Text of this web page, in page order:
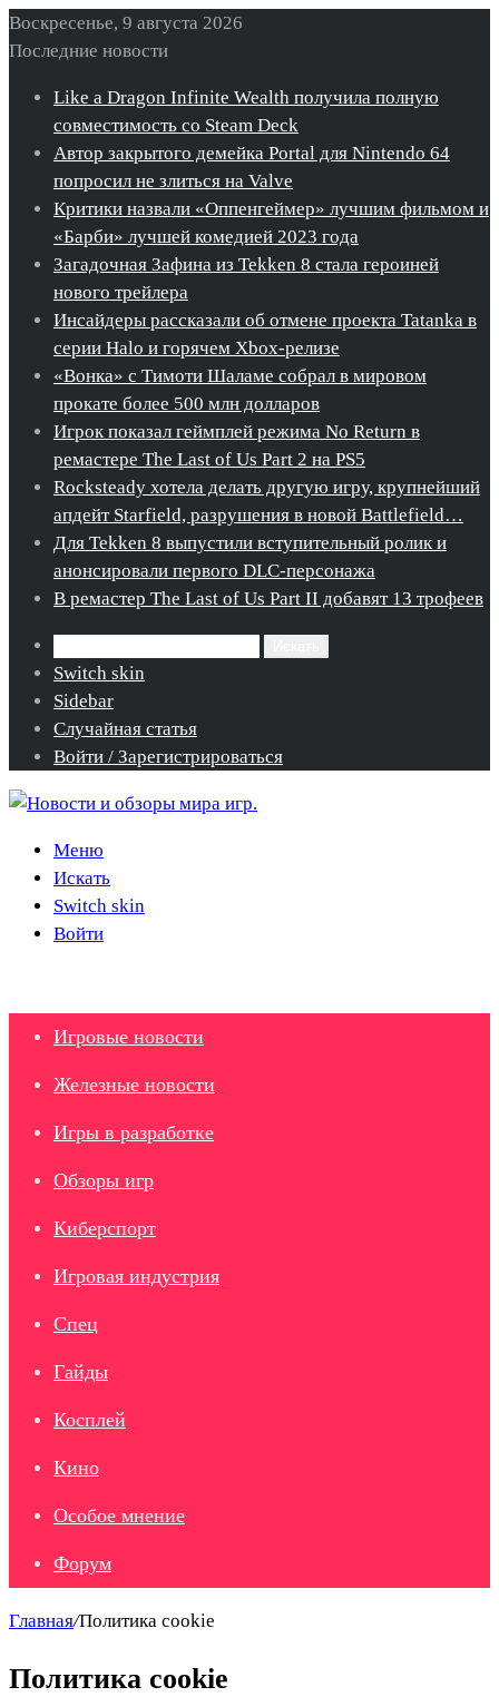
Воскресенье, 9 августа 2026
Последние новости
Like a Dragon Infinite Wealth получила полную
совместимость со Steam Deck
Автор закрытого демейка Portal для Nintendo 64
попросил не злиться на Valve
Критики назвали «Оппенгеймер» лучшим фильмом и
«Барби» лучшей комедией 2023 года
Загадочная Зафина из Tekken 8 стала героиней
нового трейлера
Инсайдеры рассказали об отмене проекта Tatanka в
серии Halo и горячем Xbox-релизе
«Вонка» с Тимоти Шаламе собрал в мировом
прокате более 500 млн долларов
Игрок показал геймплей режима No Return в
ремастере The Last of Us Part 2 на PS5
Rocksteady хотела делать другую игру, крупнейший
апдейт Starfield, разрушения в новой Battlefield…
Для Tekken 8 выпустили вступительный ролик и
анонсировали первого DLC-персонажа
В ремастер The Last of Us Part II добавят 13 трофеев
Switch skin
Sidebar
Случайная статья
Войти / Зарегистрироваться
Меню
Искать
Switch skin
Войти
Игровые новости
Железные новости
Игры в разработке
Обзоры игр
Киберспорт
Игровая индустрия
Спец
Гайды
Косплей
Кино
Особое мнение
Форум
Главная/Политика cookie
Политика cookie